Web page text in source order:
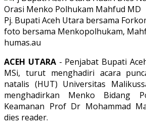
Pj. Bupati Aceh Utara bersama
foto bersama Menkopolhukam,
humas.au
ACEH UTARA- Penjabat Bupati
MSi, turut menghadiri acara
natalis (HUT) Universitas
menghadirkan Menko Bidang
Keamanan Prof Dr Mohammad
dies reader.